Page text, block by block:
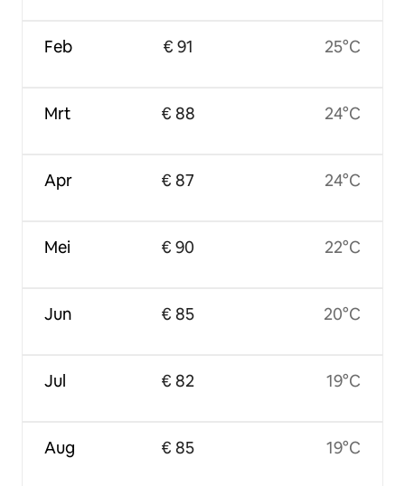
Feb
Mrt
Apr
Mei
Jun
Jul
Aug
€ 91
€ 88
€ 87
€ 90
€ 85
€ 82
€ 85
25°C
24°C
24°C
22°C
20°C
19°C
19°C